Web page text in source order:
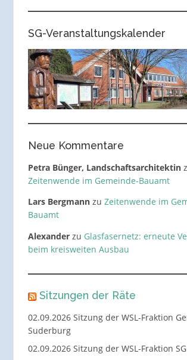
SG-Veranstaltungskalender
Neue Kommentare
Petra Bünger, Landschaftsarchitektin
Zeitenwende im Gemeinde-Bauamt
Lars Bergmannzu Zeitenwende im
Bauamt
Alexanderzu Glasfasernetz: erneute
beim kreisweiten Ausbau
Sitzungen der Räte
02.09.2026 Sitzung der WSL-Fraktion
Suderburg
02.09.2026 Sitzung der WSL-Fraktion